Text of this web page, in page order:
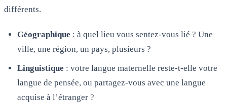
différents.
Géographique : à quel lieu vous sentez-vous lié ? Une
ville, une région, un pays, plusieurs ?
Linguistique : votre langue maternelle reste-t-elle votre
langue de pensée, ou partagez-vous avec une langue
acquise à l’étranger ?